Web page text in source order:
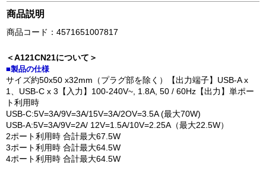
商品説明
商品コード：4571651007817
＜A121CN21について＞
■製品の仕様
サイズ約50x50 x32mm（プラグ部を除く）【出⼒端⼦】USB-A x
1、USB-C x 3【⼊⼒】100-240V~, 1.8A, 50 / 60Hz【出力】単ポー
ト利⽤時
USB-C:5V=3A/9V=3A/15V=3A/2OV=3.5A (最⼤70W)
USB-A:5V=3A/9V=2A/ 12V=1.5A/10V=2.25A（最⼤22.5W）
2ポート利⽤時 合計最⼤67.5W
3ポート利⽤時 合計最⼤64.5W
4ポート利⽤時 合計最⼤64.5W